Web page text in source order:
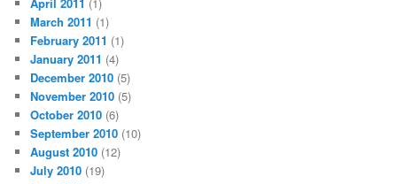
April 2011 (1)
March 2011 (1)
February 2011 (1)
January 2011 (4)
December 2010 (5)
November 2010 (5)
October 2010 (6)
September 2010 (10)
August 2010 (12)
July 2010 (19)